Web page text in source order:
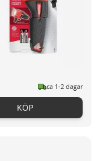
ca 1-2 dagar
KÖP